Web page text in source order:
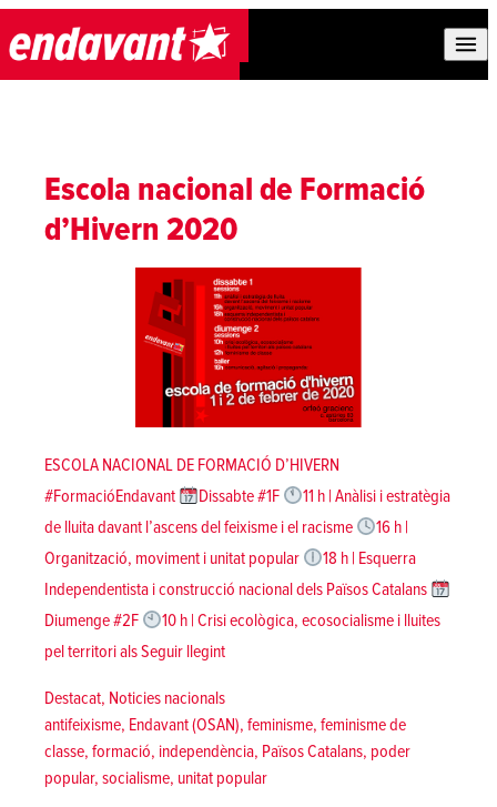
Skip to content
Escola nacional de Formació
d’Hivern 2020
ESCOLA NACIONAL DE FORMACIÓ D’HIVERN
#FormacióEndavant
Dissabte #1F
11 h | Anàlisi i estratègia
de lluita davant l’ascens del feixisme i el racisme
16 h |
Organització, moviment i unitat popular
18 h | Esquerra
Independentista i construcció nacional dels Països Catalans
Diumenge #2F
10 h | Crisi ecològica, ecosocialisme i lluites
pel territori alsSeguir llegint«Escola nacional de Formació d’Hivern
Posted in
Destacat, Noticies nacionals
Tags:
antifeixisme, Endavant (OSAN), feminisme, feminisme de
classe, formació, independència, Països Catalans, poder
popular, socialisme, unitat popular